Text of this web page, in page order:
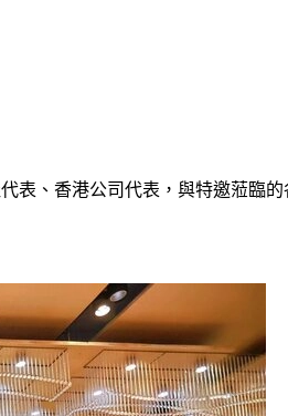
、香港公司代表，與特邀蒞臨